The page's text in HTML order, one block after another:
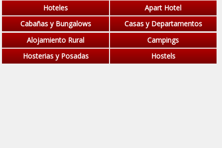
Hoteles
Apart Hotel
Cabañas y Bungalows
Casas y Departamentos
Alojamiento Rural
Campings
Hosterias y Posadas
Hostels